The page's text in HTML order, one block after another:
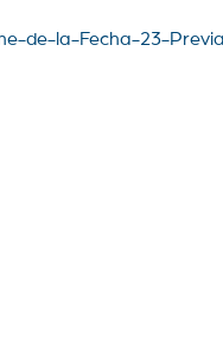
de-la-Fecha-23-